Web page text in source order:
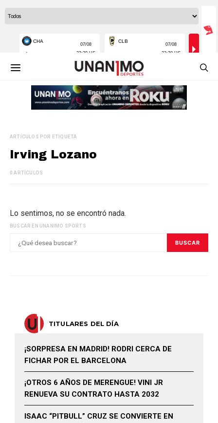
ARTÍCULOS POR ETIQUETA
Irving Lozano
0 ARTÍCULOS
Lo sentimos, no se encontró nada.
BUSCAR EN UNANIMO SPORTS:
BUSCAR
TITULARES DEL DÍA
¡SORPRESA EN MADRID! RODRI CERCA DE
FICHAR POR EL BARCELONA
¡OTROS 6 AÑOS DE MERENGUE! VINI JR
RENUEVA SU CONTRATO HASTA 2032
ISAAC “PITBULL” CRUZ SE CONVIERTE EN